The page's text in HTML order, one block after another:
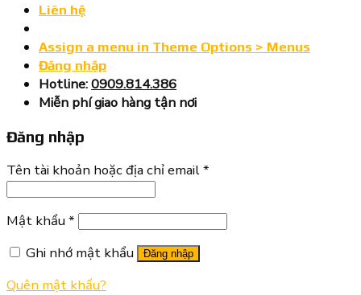
Liên hệ
Assign a menu in Theme Options > Menus
Đăng nhập
Hotline:0909.814.386
Miễn phí giao hàng tận nơi
Đăng nhập
Tên tài khoản hoặc địa chỉ email*
Mật khẩu *
Ghi nhớ mật khẩu
Đăng nhập
Quên mật khẩu?